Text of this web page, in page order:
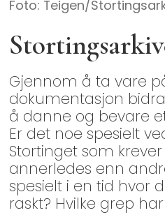
Foto: Teigen/
Gjennom å ta vare
dokumentasjon
å danne og bevare
Er det noe spesielt
Stortinget som
annerledes enn
spesielt i en tid hvor
raskt? Hvilke grep